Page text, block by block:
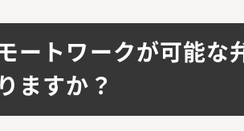
ートワークが可能な
ますか？